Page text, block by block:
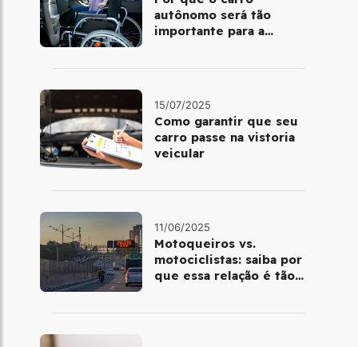
autônomo será tão
importante para a
15/07/2025
Como garantir que seu
carro passe na vistoria
veicular
11/06/2025
Motoqueiros vs.
motociclistas: saiba por
que essa relação é tão